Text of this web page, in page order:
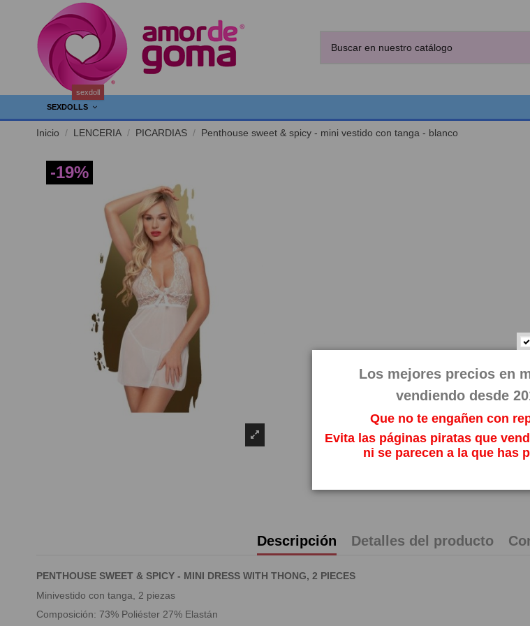
SEXDOLLS
sexdoll
Inicio LENCERIA PICARDIAS Penthouse sweet & spicy - mini vestido con tanga - blanco
-19%
Descripción Detalles del producto
PENTHOUSE SWEET & SPICY - MINI DRESS WITH THONG, 2 PIECES
Minivestido con tanga, 2 piezas
Composición: 73% Poliéster 27% Elastán
Los mejores precios en
vendiendo desde
Que no te engañen con
Evita las páginas piratas que
ni se parecen a la que has